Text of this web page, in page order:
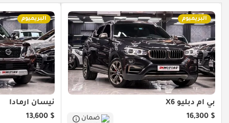
البريميوم
بي أم دبليو X6
$ 16,300
ضمان
البريميوم
نيسان أرمادا
$ 13,600